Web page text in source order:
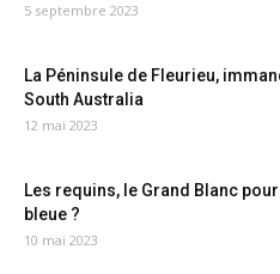
5 septembre 2023
La Péninsule de Fleurieu,
South Australia
12 mai 2023
Les requins, le Grand Blanc
bleue ?
10 mai 2023